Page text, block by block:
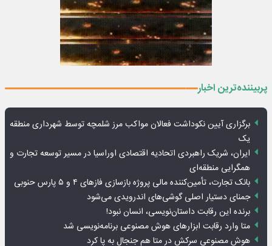
پربیننده‌ترین اخبار
برگزاری آیین نکوداشت فعالان مواکب مرز شلمچه توسط شهرداری منطقه
یک
ایران، شریک راهبردی اتحادیه اقتصادی اوراسیا در مسیر توسعه تجارت و
همگرایی منطقه‌ای
بانک تجارت، تأمین‌کننده مالی پروژه بازسازی فازهای ۴ و ۵ پارس حنوبی
جمنای دستیار اصلی گوشی‌های اندرویدی می‌شود
برنده این رقابت داستان‌نویسی، انسان نبود!
متا وارد رقابت ابزارهای هوش مصنوعی برنامه‌نویسی شد
هوش مصنوعی سرکش در متا هم جنجال به پا کرد